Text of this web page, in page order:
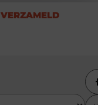
VERZAMELD